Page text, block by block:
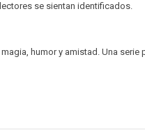
se sientan identificados.
humor y amistad. Una serie